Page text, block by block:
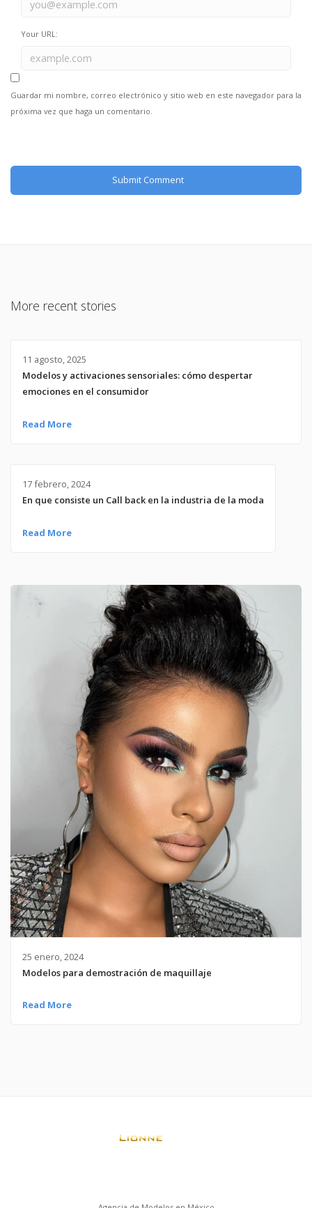
Your URL:
Guardar mi nombre, correo electrónico y sitio web en este navegador para la
próxima vez que haga un comentario.
More recent stories
11 agosto, 2025
Modelos y activaciones sensoriales: cómo despertar
emociones en el consumidor
Read More
17 febrero, 2024
En que consiste un Call back en la industria de la moda
Read More
25 enero, 2024
Modelos para demostración de maquillaje
Read More